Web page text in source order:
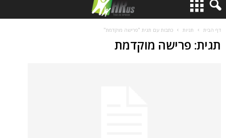
דף הבית תגיות כתבות עם תגית "פרישה מוקדמת"
תגית: פרישה מוקדמת